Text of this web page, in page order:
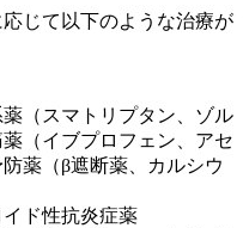
じて以下のような治療が
（スマトリプタン、ゾル
（イブプロフェン、アセ
薬（β遮断薬、カルシウ
ド性抗炎症薬